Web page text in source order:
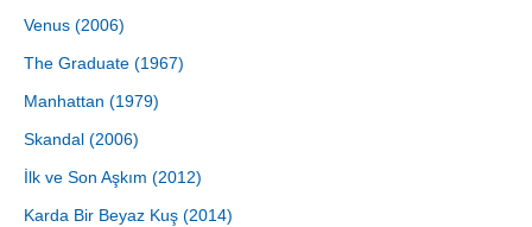
Venus (2006)
The Graduate (1967)
Manhattan (1979)
Skandal (2006)
İlk ve Son Aşkım (2012)
Karda Bir Beyaz Kuş (2014)